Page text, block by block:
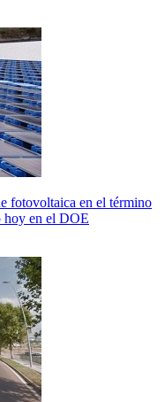
fotovoltaica en el término
hoy en el DOE